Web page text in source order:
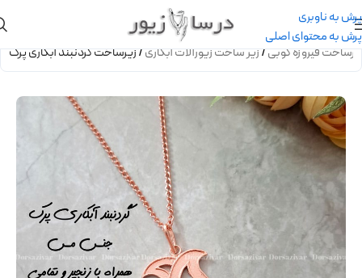
پرش به ناوبری
پرش به محتوای اصلی
فیروزه کوبی/زیر ساخت زیورآلات آبکاری/زیرساخت گردنبند آبکاری پرک